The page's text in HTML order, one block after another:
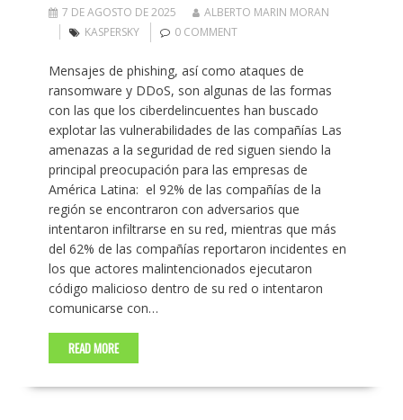
7 DE AGOSTO DE 2025
ALBERTO MARIN MORAN
KASPERSKY
0 COMMENT
Mensajes de phishing, así como ataques de
ransomware y DDoS, son algunas de las formas
con las que los ciberdelincuentes han buscado
explotar las vulnerabilidades de las compañías Las
amenazas a la seguridad de red siguen siendo la
principal preocupación para las empresas de
América Latina: el 92% de las compañías de la
región se encontraron con adversarios que
intentaron infiltrarse en su red, mientras que más
del 62% de las compañías reportaron incidentes en
los que actores malintencionados ejecutaron
código malicioso dentro de su red o intentaron
comunicarse con…
READ MORE